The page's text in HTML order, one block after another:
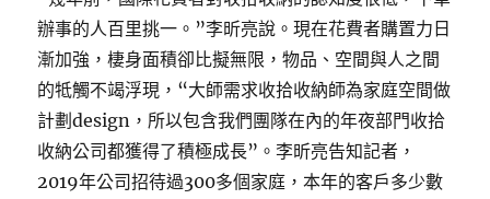
辦事的人百里挑一。”李昕亮說。現在花費者購置力日
漸加強，棲身面積卻比擬無限，物品、空間與人之間
的牴觸不竭浮現，“大師需求收拾收納師為家庭空間做
計劃design，所以包含我們團隊在內的年夜部門收拾
收納公司都獲得了積極成長”。李昕亮告知記者，
2019年公司招待過300多個家庭，本年的客戶多少數